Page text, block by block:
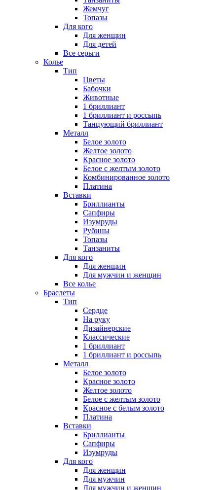
Жемчуг
Топазы
Для кого
Для женщин
Для детей
Все серьги
Колье
Тип
Цветы
Бабочки
Животные
1 бриллиант
1 бриллиант и россыпь
Танцующий бриллиант
Металл
Белое золото
Желтое золото
Красное золото
Белое с желтым золото
Комбинированное золото
Платина
Вставки
Бриллианты
Сапфиры
Изумруды
Рубины
Топазы
Танзаниты
Для кого
Для женщин
Для мужчин и женщин
Все колье
Браслеты
Тип
Сердце
На руку
Дизайнерские
Классические
1 бриллиант
1 бриллиант и россыпь
Металл
Белое золото
Красное золото
Желтое золото
Белое с желтым золото
Красное с белым золото
Платина
Вставки
Бриллианты
Сапфиры
Изумруды
Для кого
Для женщин
Для мужчин
Для мужчин и женщин